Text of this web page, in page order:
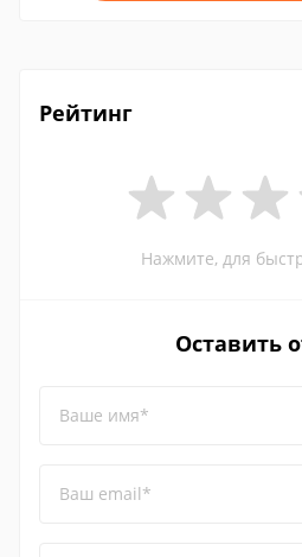
Рейтинг
Нажмите, для
Оставить
Ваше имя*
Ваш email*